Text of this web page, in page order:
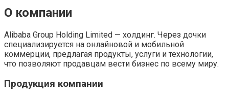
О компании
Alibaba Group Holding Limited — холдинг. Через дочки
специализируется на онлайновой и мобильной
коммерции, предлагая продукты, услуги и технологии,
что позволяют продавцам вести бизнес по всему миру.
Продукция компании